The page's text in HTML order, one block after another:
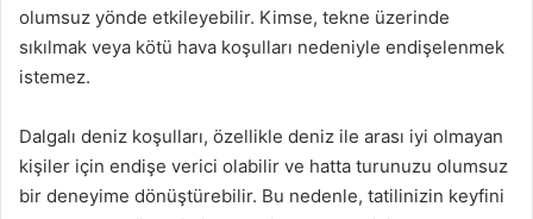
olumsuz yönde etkileyebilir. Kimse, tekne üzerinde
sıkılmak veya kötü hava koşulları nedeniyle endişelenmek
istemez.
Dalgalı deniz koşulları, özellikle deniz ile arası iyi olmayan
kişiler için endişe verici olabilir ve hatta turunuzu olumsuz
bir deneyime dönüştürebilir. Bu nedenle, tatilinizin keyfini